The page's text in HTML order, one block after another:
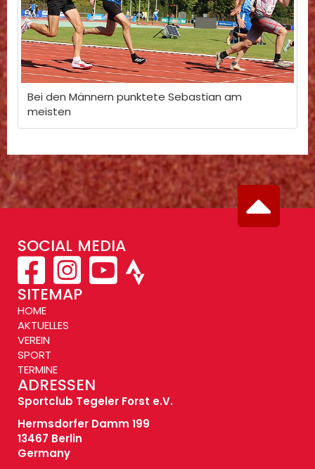
Bei den Männern punktete Sebastian am
meisten
SOCIAL MEDIA
SITEMAP
HOME
AKTUELLES
VEREIN
SPORT
TERMINE
ADRESSEN
Sportclub Tegeler Forst e.V.
Hermsdorfer Damm 199
13467 Berlin
Germany